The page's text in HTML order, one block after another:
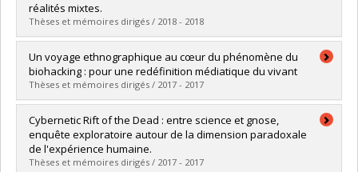
Cycle :Master's
Grade :M.A.
Lien vers le document dans Papyrus
réalités mixtes.
Thèses et mémoires dirigés / 2018 - 2018
Graduate :Apffel Font, Oceania
Cycle :Master's
Grade :M. Sc.
Lien vers le document dans Papyrus
Un voyage ethnographique au cœur du phénomène du
biohacking : pour une redéfinition médiatique du vivant
Thèses et mémoires dirigés / 2017 - 2017
Graduate :Krouk, Mehdi
Cycle :Master's
Grade :M. Sc.
Lien vers le document dans Papyrus
Cybernetic Rift of the Dead : entre science et gnose,
enquête exploratoire autour de la dimension paradoxale
de l'expérience humaine.
Thèses et mémoires dirigés / 2017 - 2017